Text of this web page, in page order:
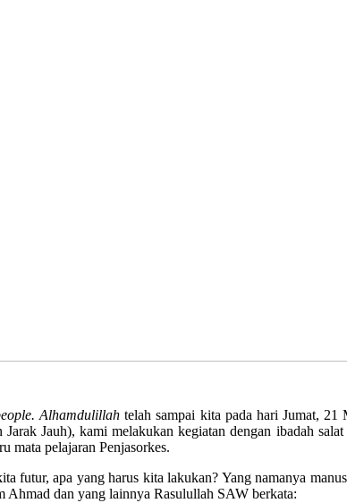
Alhamdulillah telah sampai kita pada hari Jumat, 21
Jauh), kami melakukan kegiatan dengan ibadah
mata pelajaran Penjasorkes.
apa yang harus kita lakukan? Yang namanya
dan yang lainnya Rasulullah SAW berkata: